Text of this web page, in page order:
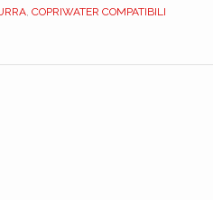
, COPRIWATER COMPATIBILI